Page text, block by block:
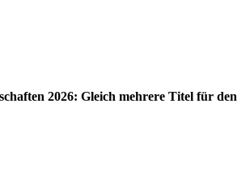
2026: Gleich mehrere Titel für den